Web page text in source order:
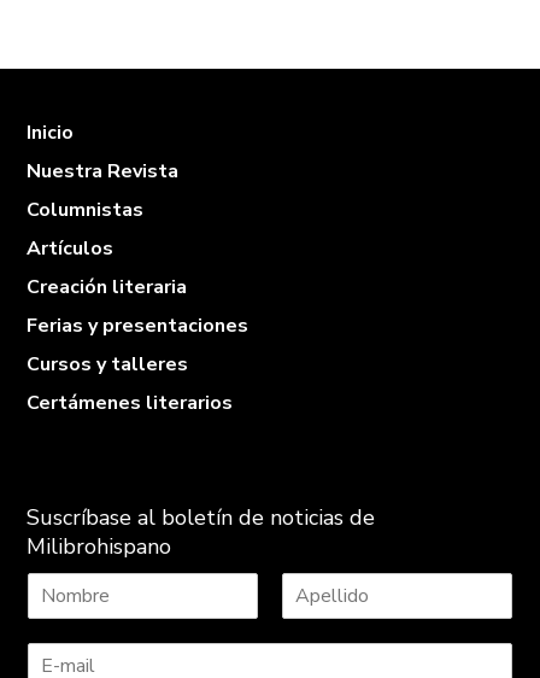
Inicio
Nuestra Revista
Columnistas
Artículos
Creación literaria
Ferias y presentaciones
Cursos y talleres
Certámenes literarios
Suscríbase al boletín de noticias de
Milibrohispano
o
p